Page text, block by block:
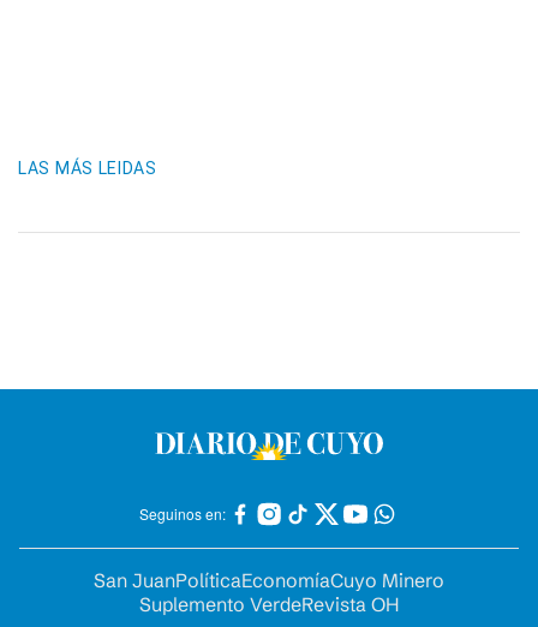
LAS MÁS LEIDAS
Seguinos en:
San JuanPolíticaEconomíaCuyo Minero
Suplemento VerdeRevista OH